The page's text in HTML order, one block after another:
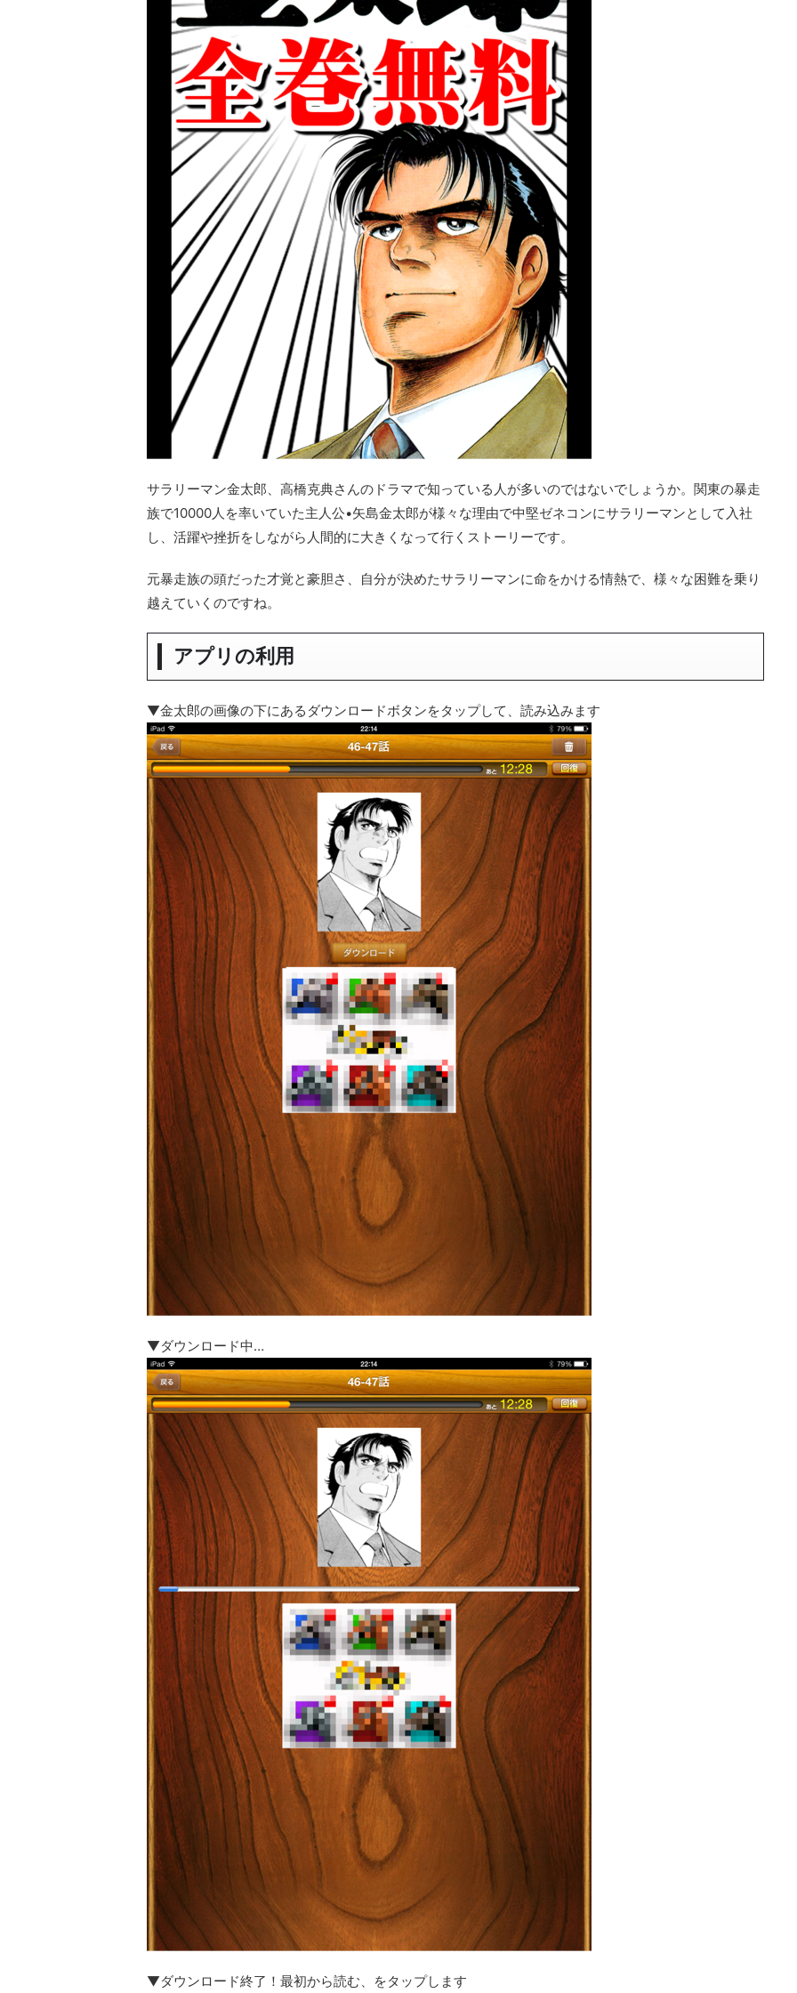
サラリーマン金太郎、高橋克典さんのドラマで知っている人が多いのではないでしょうか。関東の暴走
族で10000人を率いていた主人公•矢島金太郎が様々な理由で中堅ゼネコンにサラリーマンとして入社
し、活躍や挫折をしながら人間的に大きくなって行くストーリーです。
元暴走族の頭だった才覚と豪胆さ、自分が決めたサラリーマンに命をかける情熱で、様々な困難を乗り
越えていくのですね。
アプリの利用
▼金太郎の画像の下にあるダウンロードボタンをタップして、読み込みます
▼ダウンロード中…
▼ダウンロード終了！最初から読む、をタップします